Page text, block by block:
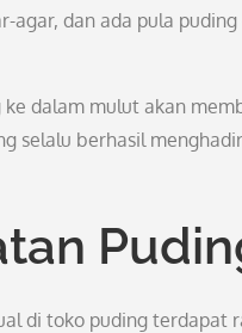
agar, dan ada pula
dalam mulut akan
selalu berhasil
di toko puding terdapat